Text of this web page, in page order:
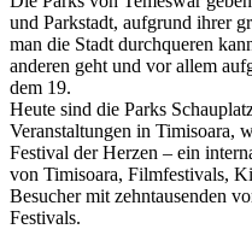
und Parkstadt, aufgrund ihrer
man die Stadt durchqueren
anderen geht und vor allem
dem 19.
Heute sind die Parks
Veranstaltungen in Timisoara,
Festival der Herzen – ein
von Timisoara, Filmfestivals,
Besucher mit zehntausenden
Festivals.